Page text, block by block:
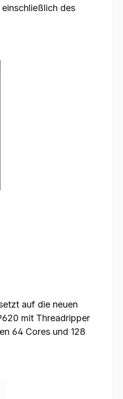
des
auf die neuen
mit Threadripper
64 Cores und 128